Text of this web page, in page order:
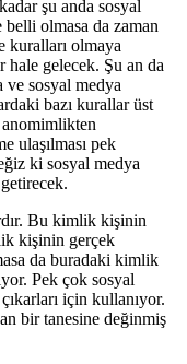
şu anda sosyal
olmasa da zaman
kuralları olmaya
gelecek. Şu an da
sosyal medya
bazı kurallar üst
anomimlikten
ulaşılması pek
ki sosyal medya
Bu kimlik kişinin
kişinin gerçek
da buradaki kimlik
Pek çok sosyal
için kullanıyor.
bir tanesine değinmiş